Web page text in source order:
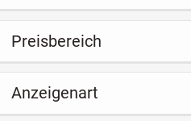
Preisbereich
Anzeigenart